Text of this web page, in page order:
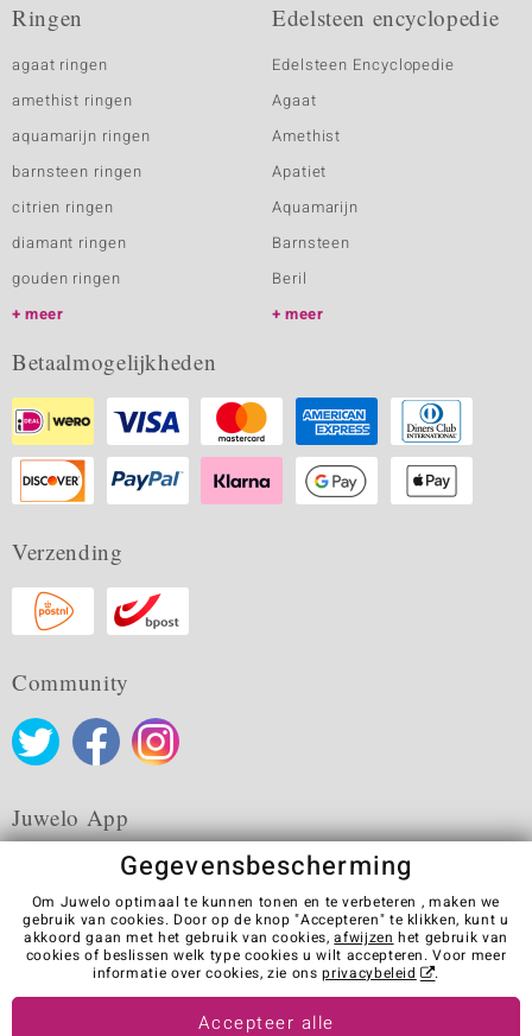
Ringen
agaat ringen
amethist ringen
aquamarijn ringen
barnsteen ringen
citrien ringen
diamant ringen
gouden ringen
meer
Edelsteen encyclopedie
Edelsteen Encyclopedie
Agaat
Amethist
Apatiet
Aquamarijn
Barnsteen
Beril
meer
Betaalmogelijkheden
Verzending
Community
Juwelo App
Algemene verkoopvoorwaarden Privacybeleid
Cookies
Colofon
Contact
Contract herroepen
Visit our stores in other countries:
Gegevensbescherming
Om Juwelo optimaal te kunnen tonen en te verbeteren , maken we
gebruik van cookies. Door op de knop "Accepteren" te klikken, kunt u
akkoord gaan met het gebruik van cookies,afwijzen het gebruik van
cookies of beslissen welk type cookies u wilt accepteren. Voor meer
informatie over cookies, zie onsprivacybeleid .
Accepteer alle